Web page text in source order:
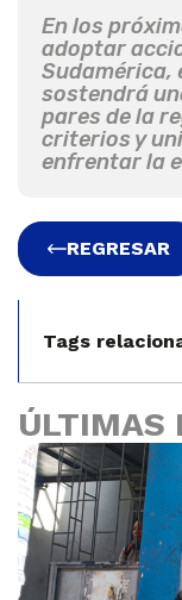
En los
adoptar
Sudamérica,
sostendrá
pares de la
criterios y
enfrentar la
REGRESAR
Tags
ÚLTIMAS